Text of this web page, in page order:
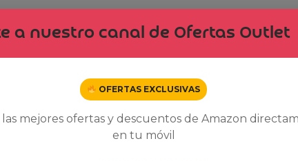
sea tu uso de cereales en microondas,
en este recipiente?
y arroz integral. Su tabla de cocción indica
como arroz basmati o quinoa germinada.
a nuestro canal de Ofertas Outlet
OFERTAS EXCLUSIVAS
las mejores ofertas y descuentos de Amazon
en tu móvil